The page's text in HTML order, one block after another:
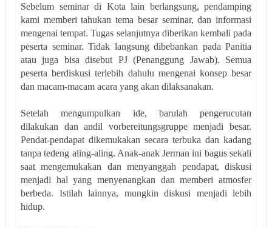
Sebelum seminar di Kota lain berlangsung, pendamping
kami memberi tahukan tema besar seminar, dan informasi
mengenai tempat. Tugas selanjutnya diberikan kembali pada
peserta seminar. Tidak langsung dibebankan pada Panitia
atau juga bisa disebut PJ (Penanggung Jawab). Semua
peserta berdiskusi terlebih dahulu mengenai konsep besar
dan macam-macam acara yang akan dilaksanakan.
Setelah mengumpulkan ide, barulah pengerucutan
dilakukan dan andil vorbereitungsgruppe menjadi besar.
Pendat-pendapat dikemukakan secara terbuka dan kadang
tanpa tedeng aling-aling. Anak-anak Jerman ini bagus sekali
saat mengemukakan dan menyanggah pendapat, diskusi
menjadi hal yang menyenangkan dan memberi atmosfer
berbeda. Istilah lainnya, mungkin diskusi menjadi lebih
hidup.